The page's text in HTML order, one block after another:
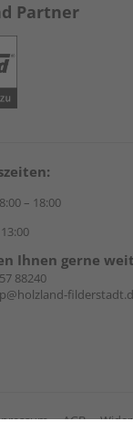
Partner
– 18:00
Ihnen gerne
88240